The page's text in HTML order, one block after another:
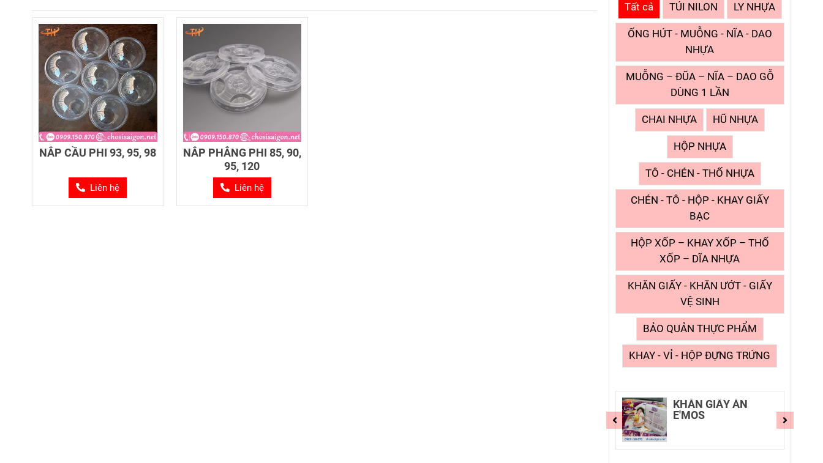
NẮP CẦU PHI 93, 95, 98
Liên hệ
NẮP PHẲNG PHI 85, 90,
95, 120
Liên hệ
Tất cả TÚI NILON LY NHỰA
ỐNG HÚT - MUỖNG - NĨA - DAO
NHỰA
MUỖNG – ĐŨA – NĨA – DAO GỖ
DÙNG 1 LẦN
CHAI NHỰA HŨ NHỰA
HỘP NHỰA
TÔ - CHÉN - THỐ NHỰA
CHÉN - TÔ - HỘP - KHAY GIẤY
BẠC
HỘP XỐP – KHAY XỐP – THỐ
XỐP – DĨA NHỰA
KHĂN GIẤY - KHĂN ƯỚT - GIẤY
VỆ SINH
BẢO QUẢN THỰC PHẨM
KHAY - VỈ - HỘP ĐỰNG TRỨNG
KHĂN GIẤY ĂN
E'MOS